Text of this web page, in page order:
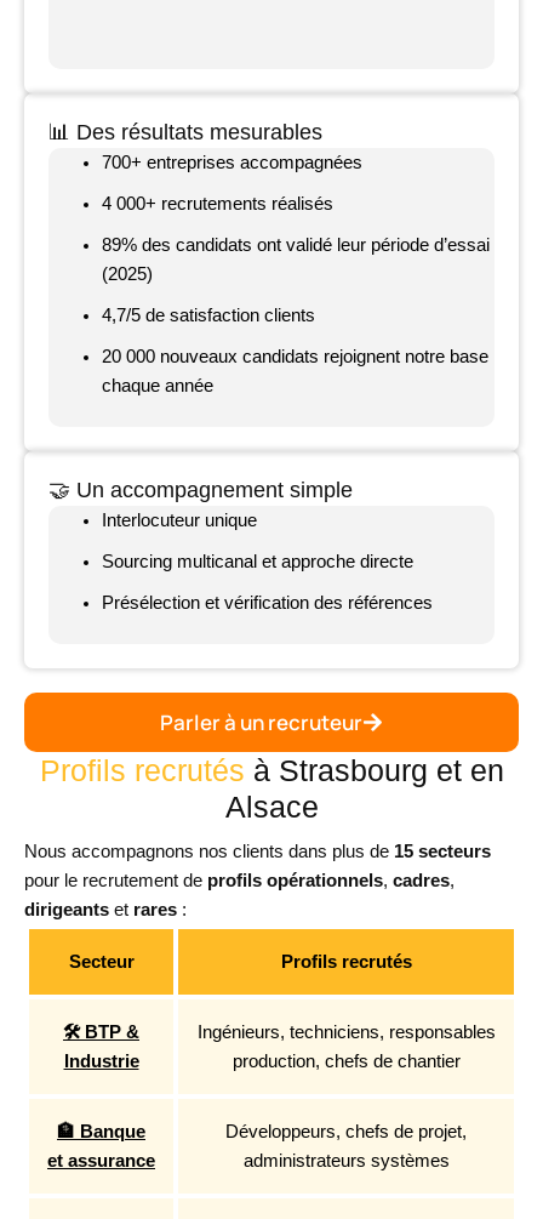
📊 Des résultats mesurables
700+ entreprises accompagnées
4 000+ recrutements réalisés
89% des candidats ont validé leur période d’essai
(2025)
4,7/5 de satisfaction clients
20 000 nouveaux candidats rejoignent notre base
chaque année
🤝 Un accompagnement simple
Interlocuteur unique
Sourcing multicanal et approche directe
Présélection et vérification des références
Parler à un recruteur
Profils recrutés à Strasbourg et en
Alsace
Nous accompagnons nos clients dans plus de 15 secteurs
pour le recrutement de profils opérationnels, cadres,
dirigeants et rares :
Secteur Profils recrutés
🛠 BTP &
Industrie
Ingénieurs, techniciens, responsables
production, chefs de chantier
🏦 Banque
et assurance
Développeurs, chefs de projet,
administrateurs systèmes